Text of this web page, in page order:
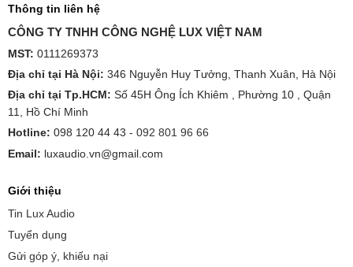
Thông tin liên hệ
CÔNG TY TNHH CÔNG NGHỆ LUX VIỆT NAM
MST: 0111269373
Địa chỉ tại Hà Nội: 346 Nguyễn Huy Tưởng, Thanh Xuân, Hà Nội
Địa chỉ tại Tp.HCM: Số 45H Ông Ích Khiêm , Phường 10 , Quận
11, Hồ Chí Minh
Hotline: 098 120 44 43 - 092 801 96 66
Email: luxaudio.vn@gmail.com
Giới thiệu
Tin Lux Audio
Tuyển dụng
Gửi góp ý, khiếu nại